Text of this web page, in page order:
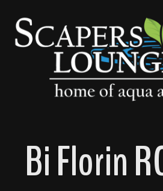
Zur Hauptnavigation
Bi Florin